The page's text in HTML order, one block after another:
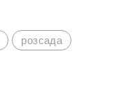
розсада